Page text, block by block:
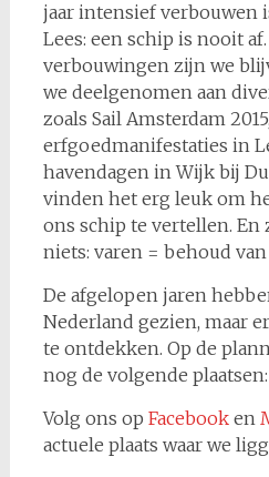
jaar intensief verbouwen
Lees: een schip is nooit
verbouwingen zijn we
we deelgenomen aan
zoals Sail Amsterdam 2015,
erfgoedmanifestaties in
havendagen in Wijk bij
vinden het erg leuk om
ons schip te vertellen. En
niets: varen = behoud
De afgelopen jaren
Nederland gezien, maar
te ontdekken. Op de
nog de volgende
Volg ons op Facebooken
actuele plaats waar we